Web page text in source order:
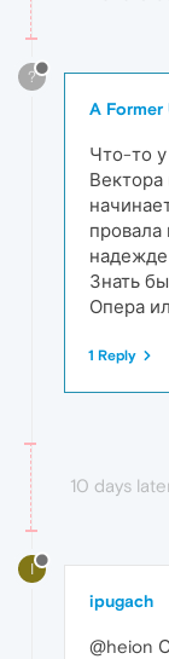
?
A Former
Что-то
Вектора
провала
надежде
Знать
Опера
1 Reply
10 days
I
ipugach
@heion